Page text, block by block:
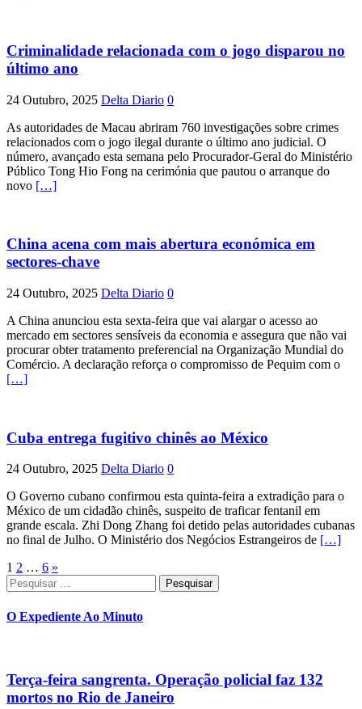
Criminalidade relacionada com o jogo disparou no
último ano
24 Outubro, 2025 Delta Diario 0
As autoridades de Macau abriram 760 investigações sobre crimes
relacionados com o jogo ilegal durante o último ano judicial. O
número, avançado esta semana pelo Procurador-Geral do Ministério
Público Tong Hio Fong na cerimónia que pautou o arranque do
novo […]
China acena com mais abertura económica em
sectores-chave
24 Outubro, 2025 Delta Diario 0
A China anunciou esta sexta-feira que vai alargar o acesso ao
mercado em sectores sensíveis da economia e assegura que não vai
procurar obter tratamento preferencial na Organização Mundial do
Comércio. A declaração reforça o compromisso de Pequim com o
[…]
Cuba entrega fugitivo chinês ao México
24 Outubro, 2025 Delta Diario 0
O Governo cubano confirmou esta quinta-feira a extradição para o
México de um cidadão chinês, suspeito de traficar fentanil em
grande escala. Zhi Dong Zhang foi detido pelas autoridades cubanas
no final de Julho. O Ministério dos Negócios Estrangeiros de […]
Paginação
dos
conteúdos
1 2 … 6 »
Pesquisar
por:
O Expediente Ao Minuto
Terça-feira sangrenta. Operação policial faz 132
mortos no Rio de Janeiro